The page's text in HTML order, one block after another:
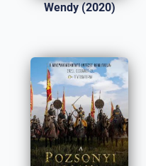
Wendy (2020)